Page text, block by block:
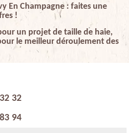
En Champagne : faites une
!
un projet de taille de haie,
le meilleur déroulement des
32
94